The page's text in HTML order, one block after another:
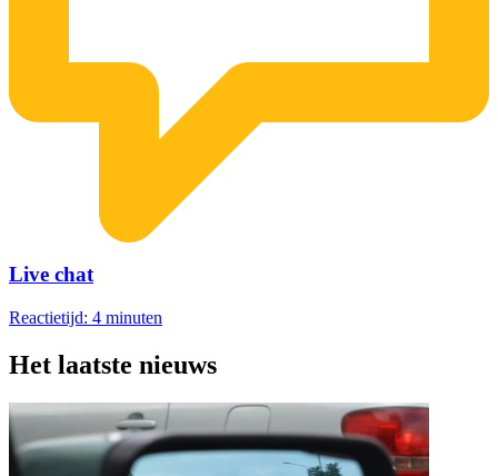
Live chat
Reactietijd: 4 minuten
Het laatste nieuws